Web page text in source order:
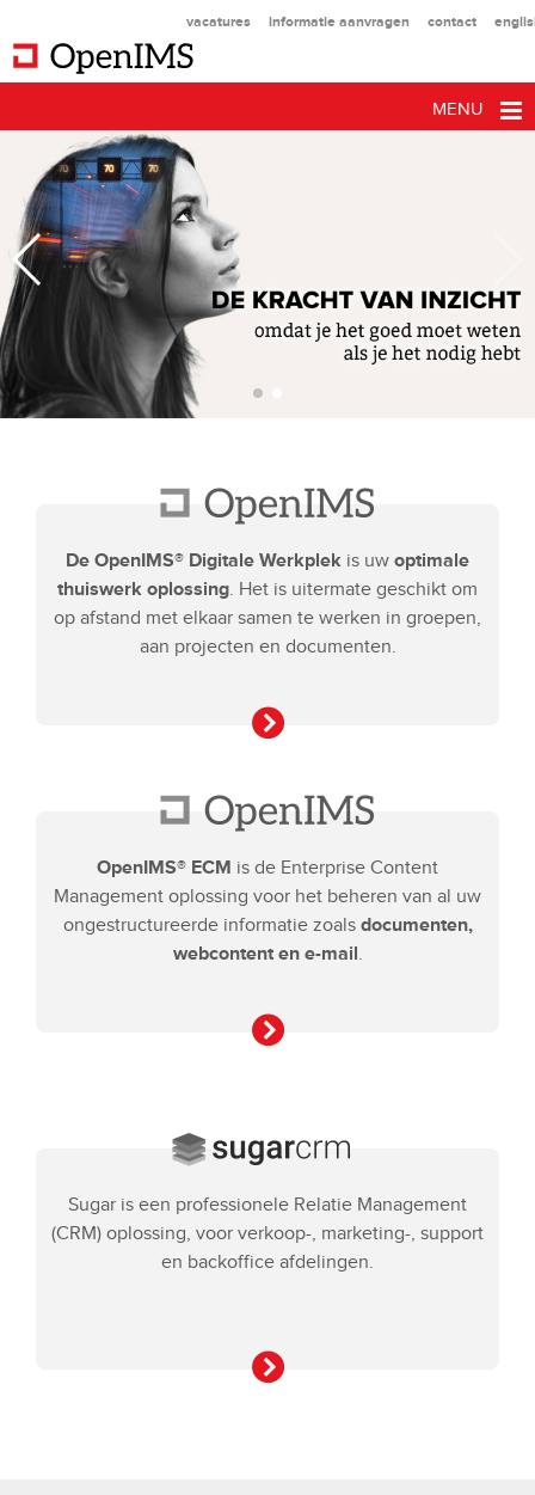
De OpenIMS® Digitale Werkplek is uw optimale
thuiswerk oplossing . Het is uitermate geschikt om
op afstand met elkaar samen te werken in groepen,
aan projecten en documenten.
OpenIMS® ECM is de Enterprise Content
Management oplossing voor het beheren van al uw
ongestructureerde informatie zoals documenten,
webcontent en e-mail
Sugar is een professionele Relatie Management
(CRM) oplossing, voor verkoop-, marketing-, support
en backoffice afdelingen.
vacatures informatie aanvragen contact
MENU